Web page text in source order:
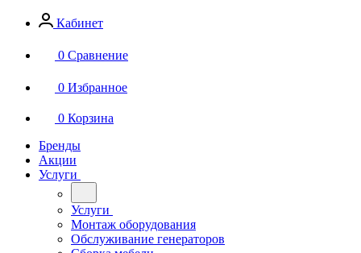
Кабинет
0 Сравнение
0 Избранное
0 Корзина
Бренды
Акции
Услуги
Услуги
Монтаж оборудования
Обслуживание генераторов